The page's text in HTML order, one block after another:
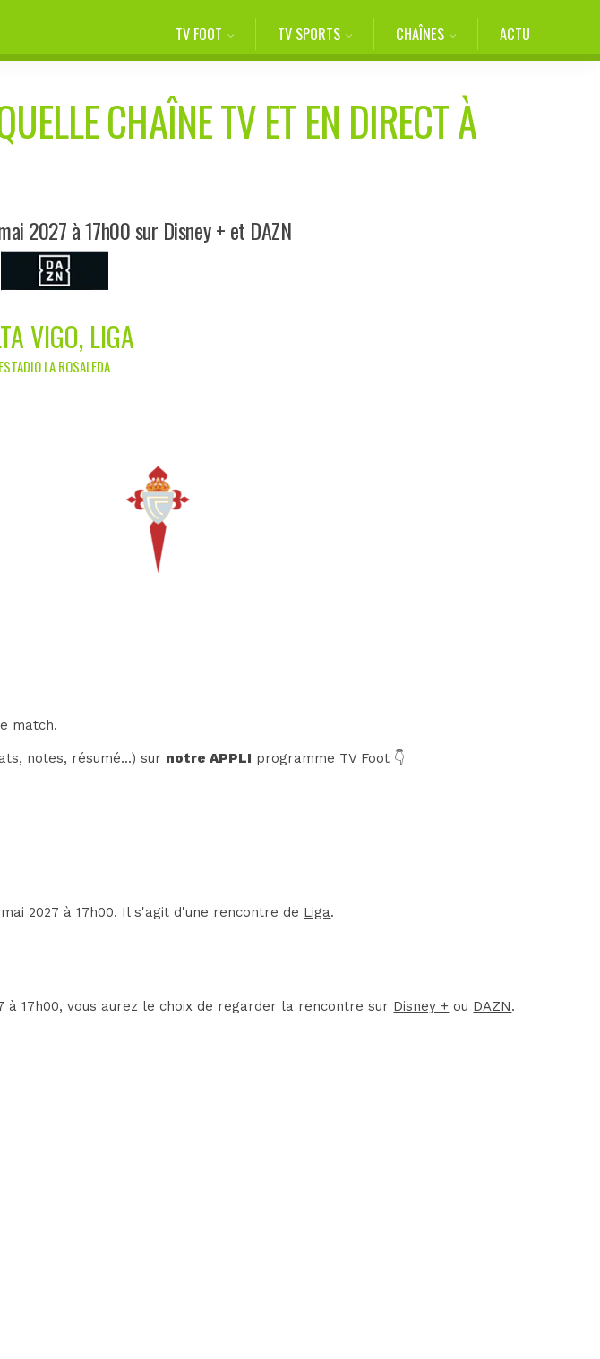
TV FOOT TV SPORTS CHAÎNES ACTU
CHAÎNE TV ET EN DIRECT À
2027 à 17h00 sur Disney + et DAZN
VIGO, LIGA
LA ROSALEDA
match.
notes, résumé...) sur notre APPLI programme TV Foot 👇
2027 à 17h00. Il s'agit d'une rencontre de Liga.
à 17h00, vous aurez le choix de regarder la rencontre sur Disney + ou DAZN.